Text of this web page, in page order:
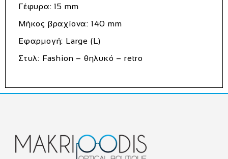
Γέφυρα: 15 mm
Μήκος βραχίονα: 140 mm
Εφαρμογή: Large (L)
Στυλ: Fashion – θηλυκό – retro